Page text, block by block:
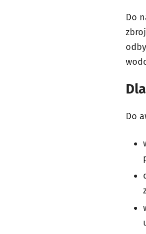
Do
Do